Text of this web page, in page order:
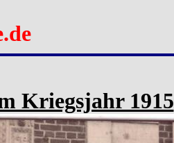
Kriegsjahr 1915